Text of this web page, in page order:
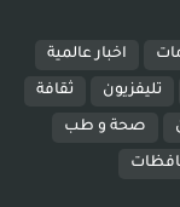
اخبار عالمية
تليفزيون ثقافة
صحة و طب